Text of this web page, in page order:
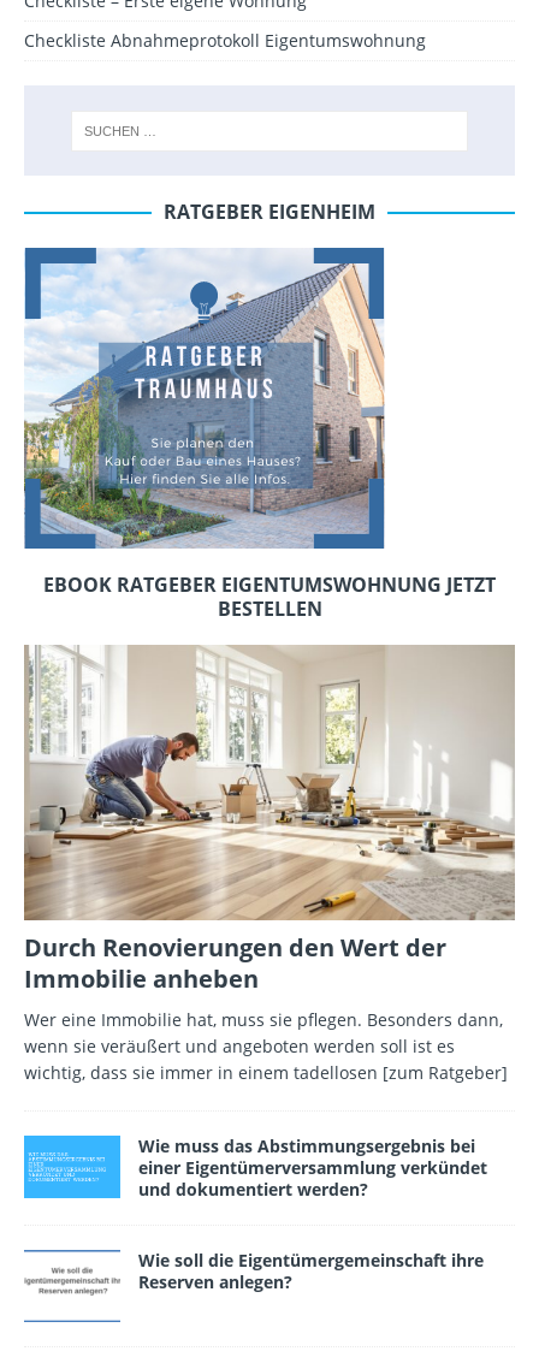
Checkliste Abnahmeprotokoll Eigentumswohnung
RATGEBER EIGENHEIM
EBOOK RATGEBER EIGENTUMSWOHNUNG JETZT
BESTELLEN
Durch Renovierungen den Wert der
Immobilie anheben
Wer eine Immobilie hat, muss sie pflegen. Besonders dann,
wenn sie veräußert und angeboten werden soll ist es
wichtig, dass sie immer in einem tadellosen [zum Ratgeber]
Wie muss das Abstimmungsergebnis bei
einer Eigentümerversammlung verkündet
und dokumentiert wer­den?
Wie soll die Eigentümergemeinschaft ihre
Reserven anlegen?